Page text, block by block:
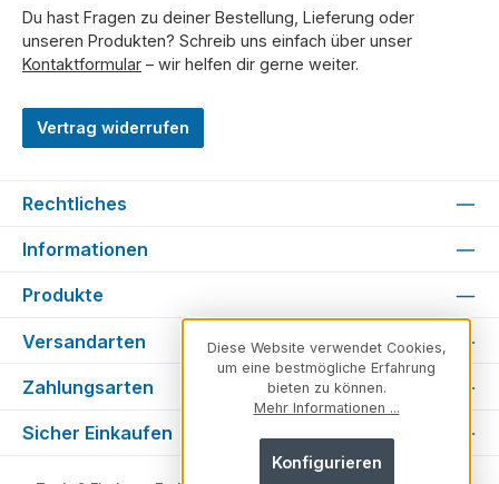
Du hast Fragen zu deiner Bestellung, Lieferung oder
unseren Produkten? Schreib uns einfach über unser
Kontaktformular – wir helfen dir gerne weiter.
Vertrag widerrufen
Rechtliches
Informationen
Produkte
Versandarten
Zahlungsarten
Sicher Einkaufen
Diese Website verwendet Cookies,
um eine bestmögliche Erfahrung
bieten zu können.
Mehr Informationen ...
Konfigurieren